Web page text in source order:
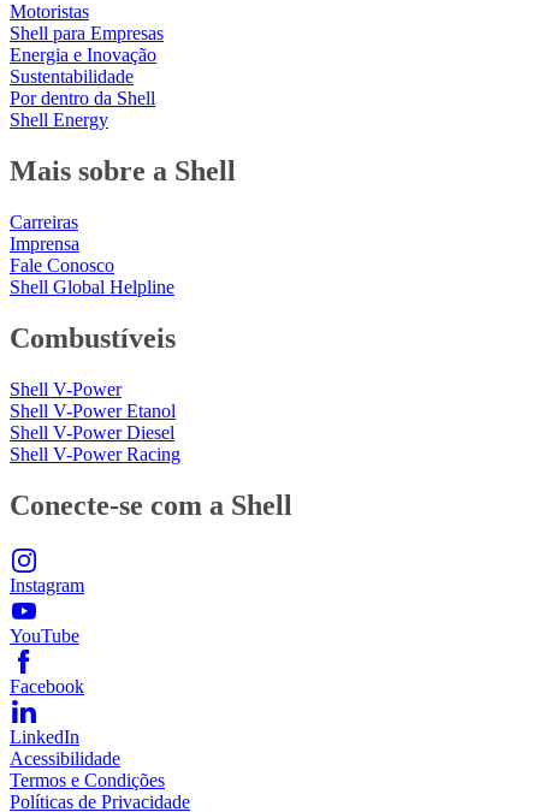
Motoristas
Shell para Empresas
Energia e Inovação
Sustentabilidade
Por dentro da Shell
Shell Energy
Mais sobre a Shell
Carreiras
Imprensa
Fale Conosco
Shell Global Helpline
Combustíveis
Shell V-Power
Shell V-Power Etanol
Shell V-Power Diesel
Shell V-Power Racing
Conecte-se com a Shell
Instagram
YouTube
Facebook
LinkedIn
Acessibilidade
Termos e Condições
Políticas de Privacidade